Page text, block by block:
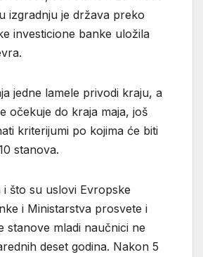
izgradnju je država preko
investicione banke uložila
jedne lamele privodi kraju, a
očekuje do kraja maja, još
kriterijumi po kojima će biti
stanova.
što su uslovi Evropske
i Ministarstva prosvete i
stanove mladi naučnici ne
deset godina. Nakon 5